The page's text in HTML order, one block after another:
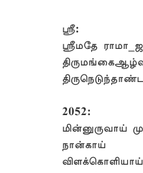
ஸ்ரீ:
ஸ்ரீமதே
2052:
மின்னுருவாய்
நான்காய்